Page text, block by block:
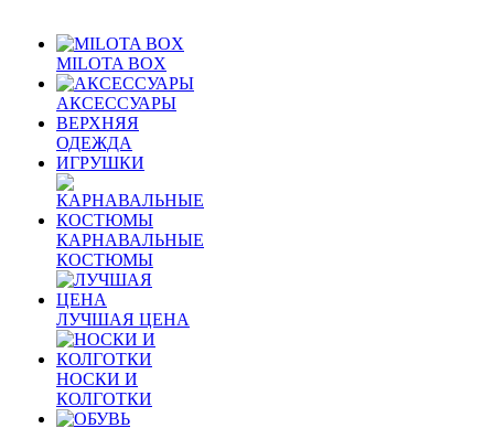
MILOTA BOX
АКСЕССУАРЫ
ВЕРХНЯЯ
ОДЕЖДА
ИГРУШКИ
КАРНАВАЛЬНЫЕ
КОСТЮМЫ
ЛУЧШАЯ ЦЕНА
НОСКИ И
КОЛГОТКИ